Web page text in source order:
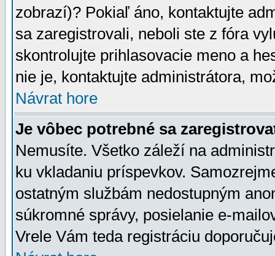
zobrazí)? Pokiaľ áno, kontaktujte
sa zaregistrovali, neboli ste z fóra
skontrolujte prihlasovacie meno a
nie je, kontaktujte administrátora,
Návrat hore
Je vôbec potrebné sa
Nemusíte. Všetko záleží na
ku vkladaniu príspevkov.
ostatným službám nedostupným
súkromné správy, posielanie e-
Vrele Vám teda registráciu